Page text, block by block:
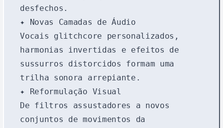
desfechos.
✦ Novas Camadas de Áudio
Vocais glitchcore personalizados,
harmonias invertidas e efeitos de
sussurros distorcidos formam uma
trilha sonora arrepiante.
✦ Reformulação Visual
De filtros assustadores a novos
conjuntos de movimentos da